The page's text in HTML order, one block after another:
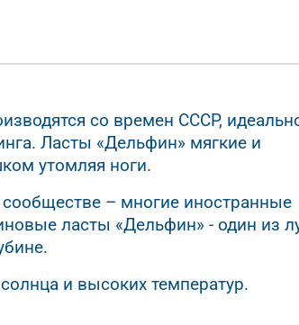
со времен СССР,
Ласты «Дельфин» мягкие и
утомляя ноги.
– многие иностранные
ласты «Дельфин» - один из
и высоких температур.